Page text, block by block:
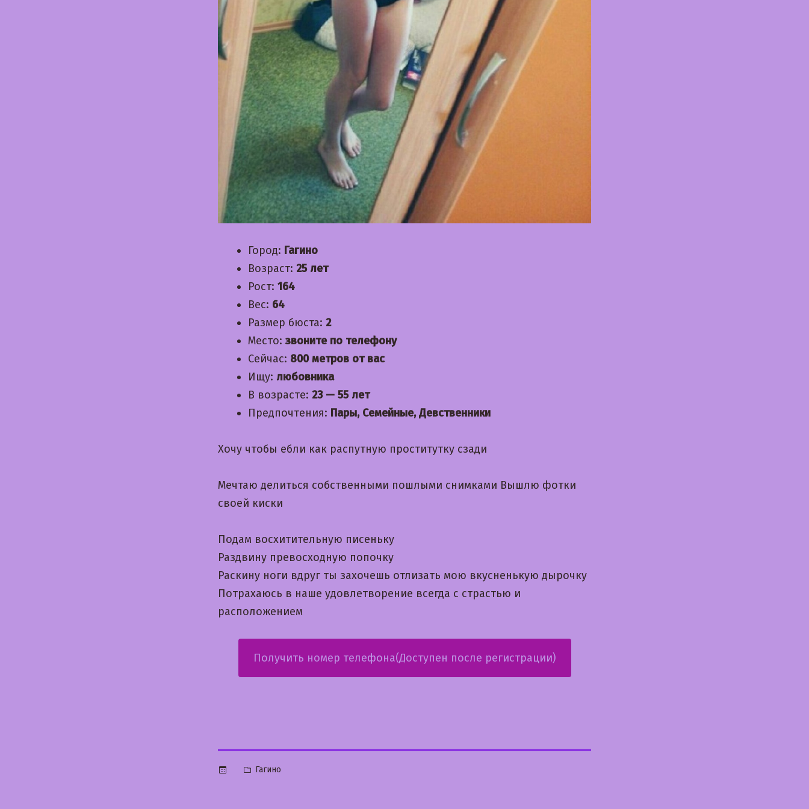
Город: Гагино
Возраст: 25 лет
Рост: 164
Вес: 64
Размер бюста: 2
Место:звоните по телефону
Сейчас: 800 метров от вас
Ищу: любовника
В возрасте: 23 — 55 лет
Предпочтения: Пары, Семейные, Девственники
Хочу чтобы ебли как распутную проститутку сзади
Мечтаю делиться собственными пошлыми снимками Вышлю фотки
своей киски
Подам восхитительную писеньку
Раздвину превосходную попочку
Раскину ноги вдруг ты захочешь отлизать мою вкусненькую дырочку
Потрахаюсь в наше удовлетворение всегда с страстью и
расположением
Получить номер телефона(Доступен после регистрации)
Опубликовано
Гагино